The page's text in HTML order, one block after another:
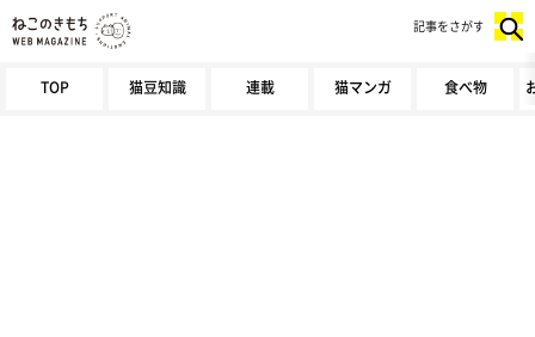
TOP 猫豆知識 連載 猫マンガ 食べ物
記事をさがす